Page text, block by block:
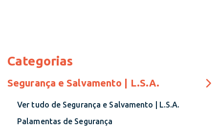
Categorias
Segurança e Salvamento | L.S.A.
Ver tudo de Segurança e Salvamento | L.S.A.
Palamentas de Segurança